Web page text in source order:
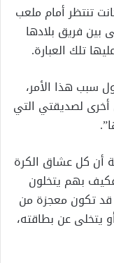
تنتظر أمام ملعب
بين فريق بلادها
تلك العبارة.
سبب هذا الأمر،
أخرى لصديقتي التي
أن كل عشاق الكرة
بهم يتخلون
قد تكون معجزة من
يتخلى عن بطاقته،